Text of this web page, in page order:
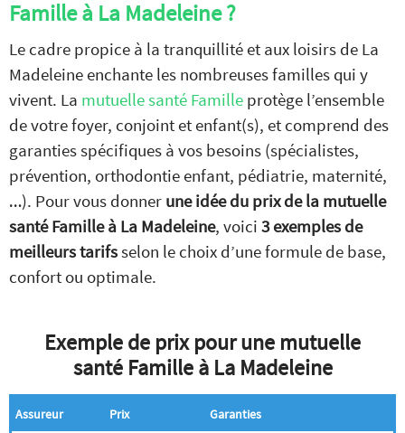
Famille à La Madeleine ?
Le cadre propice à la tranquillité et aux loisirs de La
Madeleine enchante les nombreuses familles qui y
vivent. La mutuelle santé Famille protège l’ensemble
de votre foyer, conjoint et enfant(s), et comprend des
garanties spécifiques à vos besoins (spécialistes,
prévention, orthodontie enfant, pédiatrie, maternité,
…). Pour vous donner une idée du prix de la mutuelle
santé Famille à La Madeleine, voici 3 exemples de
meilleurs tarifsselon le choix d’une formule de base,
confort ou optimale.
Exemple de prix pour une mutuelle
santé Famille à La Madeleine
Assureur Prix Garanties